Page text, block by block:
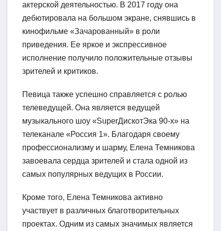
актерской деятельностью. В 2017 году она
дебютировала на большом экране, снявшись в
кинофильме «Зачарованный» в роли
приведения. Ее яркое и экспрессивное
исполнение получило положительные отзывы
зрителей и критиков.
Певица также успешно справляется с ролью
телеведущей. Она является ведущей
музыкального шоу «SuperДискотЭка 90-х» на
телеканале «Россия 1». Благодаря своему
профессионализму и шарму, Елена Темникова
завоевала сердца зрителей и стала одной из
самых популярных ведущих в России.
Кроме того, Елена Темникова активно
участвует в различных благотворительных
проектах. Одним из самых значимых является